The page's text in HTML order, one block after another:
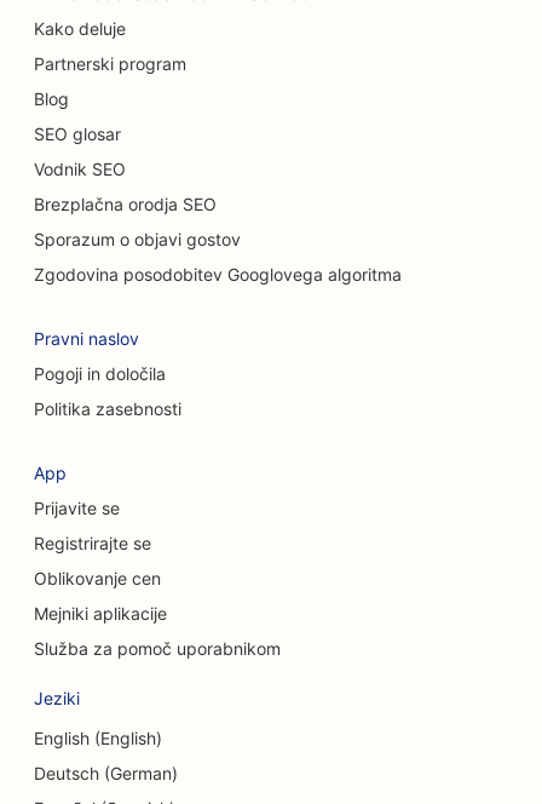
SEO za mačje kavarne
SEO za kiropraktike
SEO za storitve čiščenja
SEO za kavarne
SEO za svetovalna podjetja
SEO za kozmetične kirurge
SEO za kraniofacialne kirurge
SEO za kreditne zadruge
SEO za trgovine s torticami
SEO za vrtce
SEO za storitve dolžniškega svetovanja
Kako deluje
Partnerski program
Blog
SEO glosar
Vodnik SEO
Brezplačna orodja SEO
Sporazum o objavi gostov
Zgodovina posodobitev Googlovega algoritma
Pravni naslov
Pogoji in določila
Politika zasebnosti
App
Prijavite se
Registrirajte se
Oblikovanje cen
Mejniki aplikacije
Služba za pomoč uporabnikom
Jeziki
English (English)
Deutsch (German)